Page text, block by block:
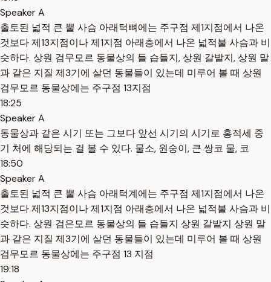
Speaker A
출토된 넓적 큰 뿔 사슴 아래턱뼈에는 주구점 제1지점에서 나온
것보다 제13지점이나 제1지점 아래층에서 나온 넓적불 사슴과 비
슷하다. 상원 검무모르 동물상의 들 습들지, 상원 갈밭지, 상원 말
과 같은 지질 제3기에 살던 동물들이 있는데 미루어 볼 때 상원
검무모르 동물상에는 주구점 13지점
18:25
Speaker A
동물상과 같은 시기 또는 그보다 앞선 시기의 시기로 홍적세 중
기 처에 해당되는 걸 볼 수 있다. 물소, 원숭이, 큰 쌍코 물, 코
18:50
Speaker A
출토된 넓적 큰 뿔 사슴 아래턱계에는 주구점 제1지점에서 나온
것보다 제13지점이나 제1지점 아래층에서 나온 넓적불 사슴과 비
슷하다. 상원 검은모르 동물상의 들 습들지 상원 갈밭지 상원 말
과 같은 지질 제3기에 살던 동물들이 있는데 미루어 볼 때 상원
검무모르 동물상에는 주구점 13 지점
19:18